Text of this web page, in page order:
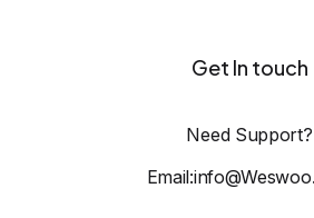
Get In touch
Need Support?